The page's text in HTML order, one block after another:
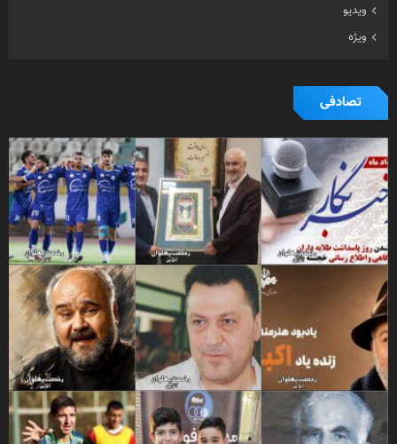
ویدیو
ویژه
تصادفی